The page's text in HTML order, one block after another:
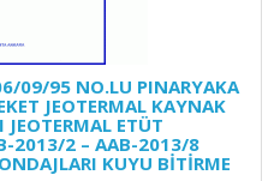
09/95 NO.LU PINARYAKA
JEOTERMAL KAYNAK
ETÜT
2013/2 – AAB-2013/8
KUYU BİTİRME